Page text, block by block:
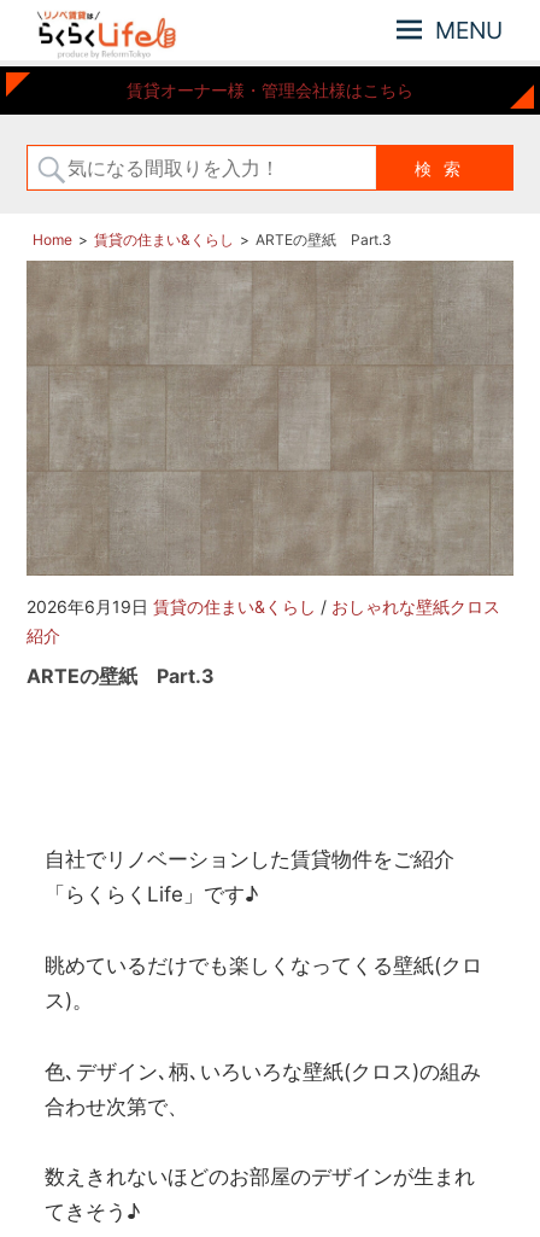
ノ
ベ
賃
は
ら
く
ら
く
Life
元
近
郊
ノ
お
部
を
網
羅
し
お
MENU
賃貸オーナー様・管理会社様はこちら
Home 賃貸の住まい&くらし ARTEの壁紙 Part.3
2026年6月19日 賃貸の住まい&くらし / おしゃれな壁紙クロス
紹介
ARTEの壁紙 Part.3
自社でリノベーションした賃貸物件をご紹介
「らくらくLife」です♪
眺めているだけでも楽しくなってくる壁紙(クロ
ス)。
色､デザイン､柄､いろいろな壁紙(クロス)の組み
合わせ次第で、
数えきれないほどのお部屋のデザインが生まれ
てきそう♪